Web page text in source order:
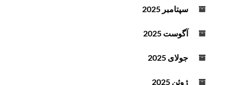
سپتامبر 2025
آگوست 2025
جولای 2025
ژوئن 2025